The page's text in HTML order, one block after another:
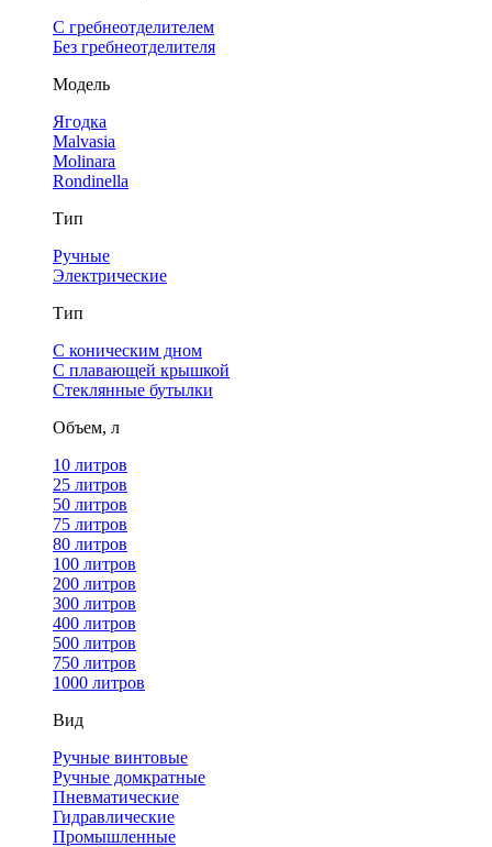
С гребнеотделителем
Без гребнеотделителя
Модель
Ягодка
Malvasia
Molinara
Rondinella
Тип
Ручные
Электрические
Тип
С коническим дном
С плавающей крышкой
Стеклянные бутылки
Объем, л
10 литров
25 литров
50 литров
75 литров
80 литров
100 литров
200 литров
300 литров
400 литров
500 литров
750 литров
1000 литров
Вид
Ручные винтовые
Ручные домкратные
Пневматические
Гидравлические
Промышленные